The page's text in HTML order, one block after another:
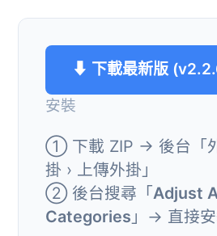
⬇ 下載最新版
安裝
① 下載 ZIP → 後台「
掛 › 上傳外掛」
② 後台搜尋「Adjust
Categories 」→ 直接安